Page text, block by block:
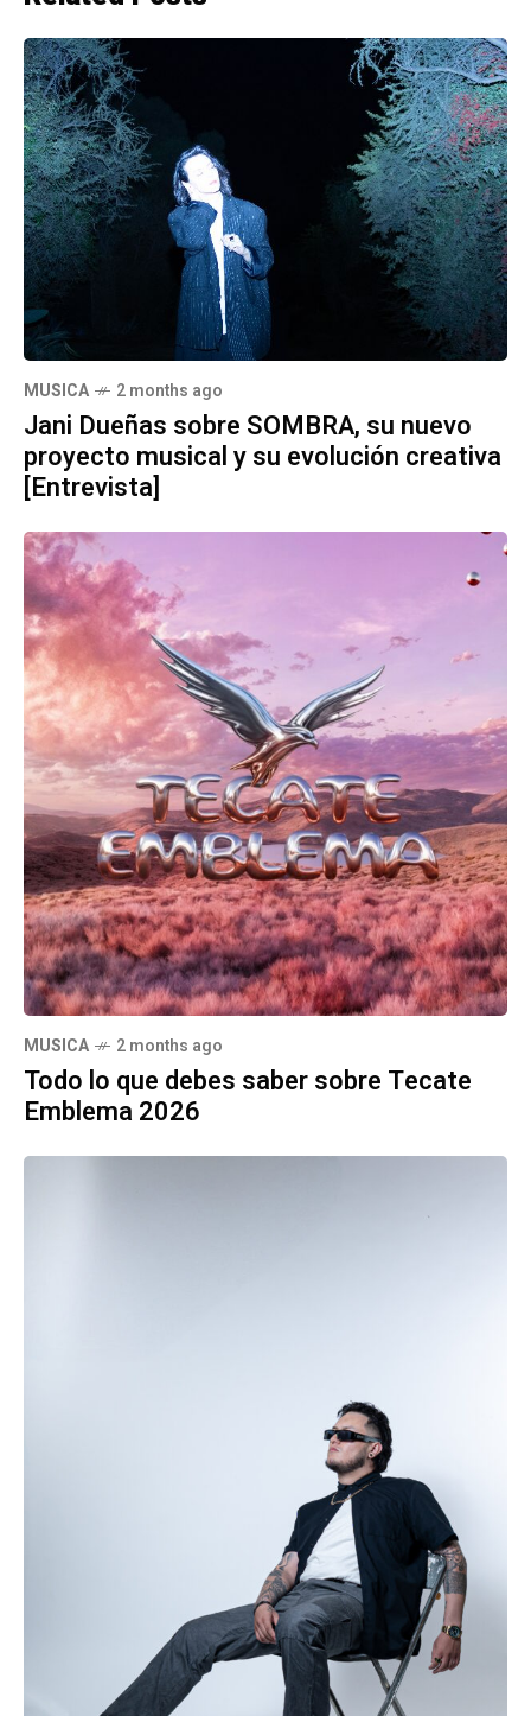
MUSICA 2 months ago
Jani Dueñas sobre SOMBRA, su nuevo
proyecto musical y su evolución creativa
[Entrevista]
MUSICA 2 months ago
Todo lo que debes saber sobre Tecate
Emblema 2026